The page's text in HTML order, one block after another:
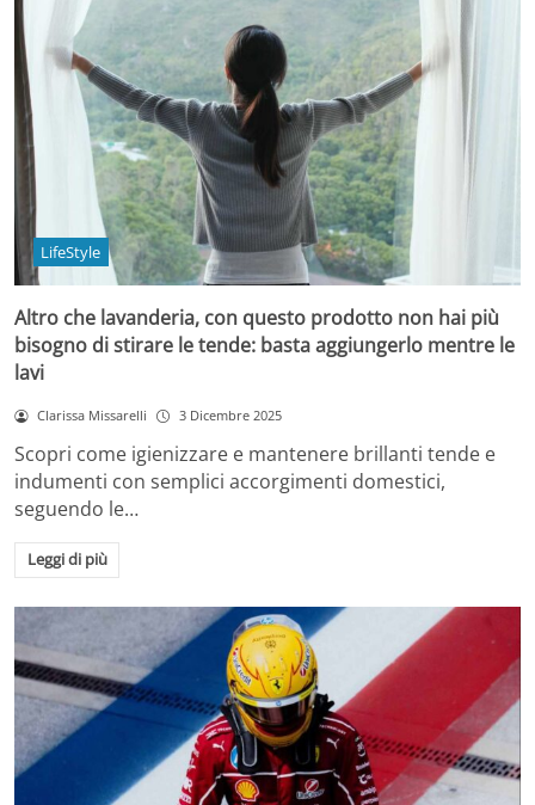
LifeStyle
Altro che lavanderia, con questo prodotto non hai più
bisogno di stirare le tende: basta aggiungerlo mentre le
lavi
Clarissa Missarelli 3 Dicembre 2025
Scopri come igienizzare e mantenere brillanti tende e
indumenti con semplici accorgimenti domestici,
seguendo le…
Leggi di più